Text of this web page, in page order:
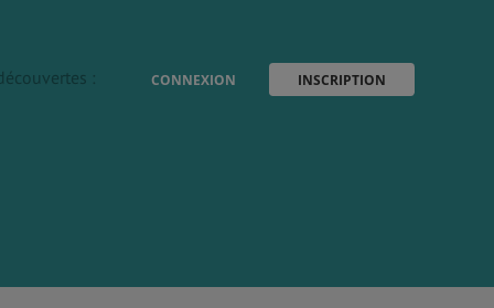
CONNEXION INSCRIPTION
: